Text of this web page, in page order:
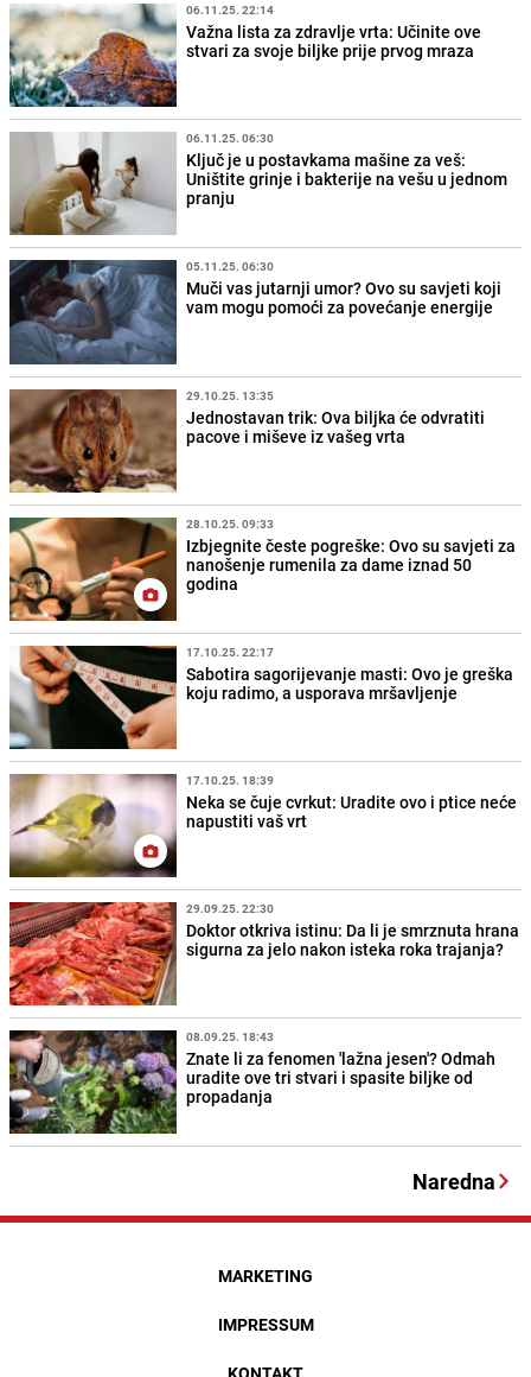
06.11.25. 22:14
Važna lista za zdravlje vrta: Učinite ove
stvari za svoje biljke prije prvog mraza
06.11.25. 06:30
Ključ je u postavkama mašine za veš:
Uništite grinje i bakterije na vešu u jednom
pranju
05.11.25. 06:30
Muči vas jutarnji umor? Ovo su savjeti koji
vam mogu pomoći za povećanje energije
29.10.25. 13:35
Jednostavan trik: Ova biljka će odvratiti
pacove i miševe iz vašeg vrta
28.10.25. 09:33
Izbjegnite česte pogreške: Ovo su savjeti za
nanošenje rumenila za dame iznad 50
godina
17.10.25. 22:17
Sabotira sagorijevanje masti: Ovo je greška
koju radimo, a usporava mršavljenje
17.10.25. 18:39
Neka se čuje cvrkut: Uradite ovo i ptice neće
napustiti vaš vrt
29.09.25. 22:30
Doktor otkriva istinu: Da li je smrznuta hrana
sigurna za jelo nakon isteka roka trajanja?
08.09.25. 18:43
Znate li za fenomen 'lažna jesen'? Odmah
uradite ove tri stvari i spasite biljke od
propadanja
Naredna
MARKETING
IMPRESSUM